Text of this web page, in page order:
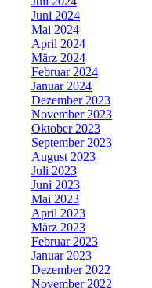
Juni 2024
Mai 2024
April 2024
März 2024
Februar 2024
Januar 2024
Dezember 2023
November 2023
Oktober 2023
September 2023
August 2023
Juli 2023
Juni 2023
Mai 2023
April 2023
März 2023
Februar 2023
Januar 2023
Dezember 2022
November 2022